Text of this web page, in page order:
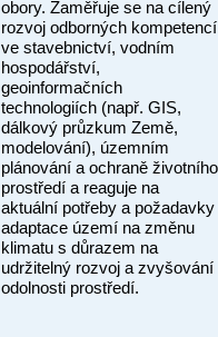
obory. Zaměřuje se na cílený
rozvoj odborných kompetencí
ve stavebnictví, vodním
hospodářství,
geoinformačních
technologiích (např. GIS,
dálkový průzkum Země,
modelování), územním
plánování a ochraně životního
prostředí a reaguje na
aktuální potřeby a požadavky
adaptace území na změnu
klimatu s důrazem na
udržitelný rozvoj a zvyšování
odolnosti prostředí.